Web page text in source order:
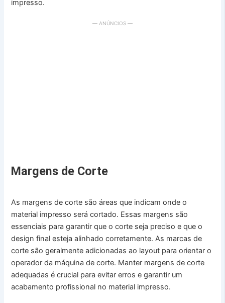
impresso.
— ANÚNCIOS —
Margens de Corte
As margens de corte são áreas que indicam onde o
material impresso será cortado. Essas margens são
essenciais para garantir que o corte seja preciso e que o
design final esteja alinhado corretamente. As marcas de
corte são geralmente adicionadas ao layout para orientar o
operador da máquina de corte. Manter margens de corte
adequadas é crucial para evitar erros e garantir um
acabamento profissional no material impresso.